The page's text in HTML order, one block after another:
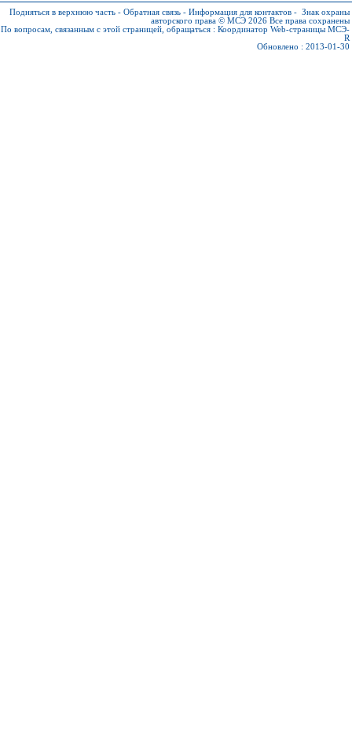
Подняться в верхнюю часть - Обратная связь - Информация для контактов - Знак охраны
авторского права © МСЭ 2026 Все права сохранены
По вопросам, связанным с этой страницей, обращаться : Координатор Web-страницы МСЭ-
R
Обновлено : 2013-01-30